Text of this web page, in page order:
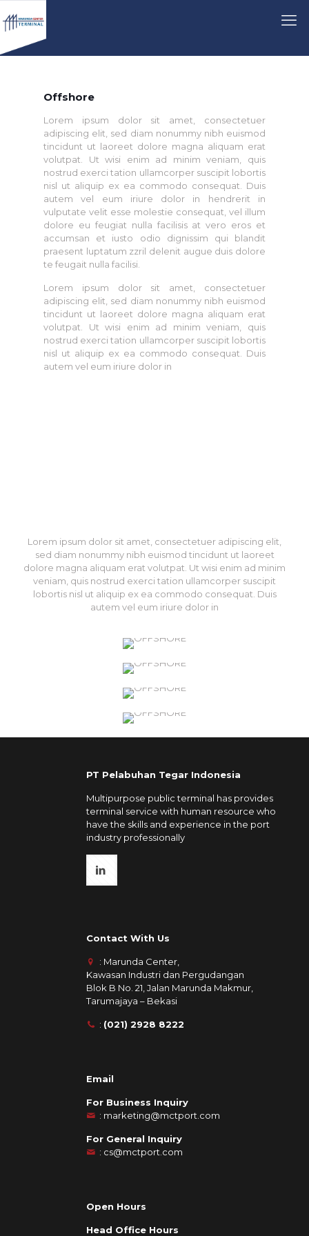
Offshore
Lorem ipsum dolor sit amet, consectetuer
adipiscing elit, sed diam nonummy nibh euismod
tincidunt ut laoreet dolore magna aliquam erat
volutpat. Ut wisi enim ad minim veniam, quis
nostrud exerci tation ullamcorper suscipit lobortis
nisl ut aliquip ex ea commodo consequat. Duis
autem vel eum iriure dolor in hendrerit in
vulputate velit esse molestie consequat, vel illum
dolore eu feugiat nulla facilisis at vero eros et
accumsan et iusto odio dignissim qui blandit
praesent luptatum zzril delenit augue duis dolore
te feugait nulla facilisi.
Lorem ipsum dolor sit amet, consectetuer
adipiscing elit, sed diam nonummy nibh euismod
tincidunt ut laoreet dolore magna aliquam erat
volutpat. Ut wisi enim ad minim veniam, quis
nostrud exerci tation ullamcorper suscipit lobortis
nisl ut aliquip ex ea commodo consequat. Duis
autem vel eum iriure dolor in
Lorem ipsum dolor sit amet, consectetuer adipiscing elit,
sed diam nonummy nibh euismod tincidunt ut laoreet
dolore magna aliquam erat volutpat. Ut wisi enim ad minim
veniam, quis nostrud exerci tation ullamcorper suscipit
lobortis nisl ut aliquip ex ea commodo consequat. Duis
autem vel eum iriure dolor in
PT Pelabuhan Tegar Indonesia
Multipurpose public terminal has provides
terminal service with human resource who
have the skills and experience in the port
industry professionally
Contact With Us
: Marunda Center,
Kawasan Industri dan Pergudangan
Blok B No. 21, Jalan Marunda Makmur,
Tarumajaya – Bekasi
: (021) 2928 8222
Email
For Business Inquiry
: marketing@mctport.com
For General Inquiry
: cs@mctport.com
Open Hours
Head Office Hours